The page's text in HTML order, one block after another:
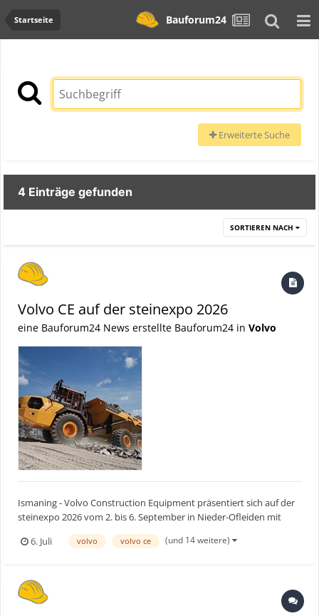
Startseite Bauforum24
Erweiterte Suche
4 Einträge gefunden
SORTIEREN NACH
Volvo CE auf der steinexpo 2026
eine Bauforum24 News erstellte Bauforum24 in Volvo
Ismaning - Volvo Construction Equipment präsentiert sich auf der
steinexpo 2026 vom 2. bis 6. September in Nieder-Ofleiden mit
einem leistungsstarken Auftritt rund um Maschinen,
Elektrifizierung und digitale Services. Unter dem Messemotto
6. Juli volvo volvo ce (und 14 weitere)